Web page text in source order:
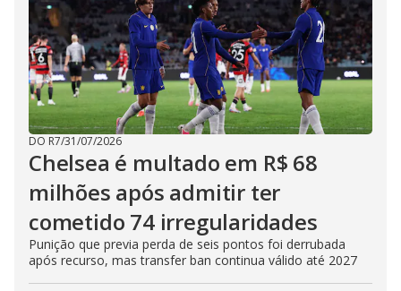
DO R7/31/07/2026
Chelsea é multado em R$ 68
milhões após admitir ter
cometido 74 irregularidades
Punição que previa perda de seis pontos foi derrubada
após recurso, mas transfer ban continua válido até 2027